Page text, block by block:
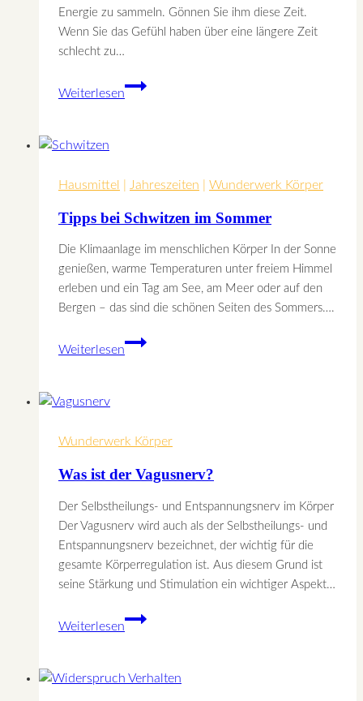
Energie zu sammeln. Gönnen Sie ihm diese Zeit.
Wenn Sie das Gefühl haben über eine längere Zeit
schlecht zu…
Weiterlesen
Endlich
Hausmittel
Jahreszeiten Wunderwerk Körper
Tipps bei Schwitzen im Sommer
Die Klimaanlage im menschlichen Körper In der Sonne
genießen, warme Temperaturen unter freiem Himmel
erleben und ein Tag am See, am Meer oder auf den
Bergen – das sind die schönen Seiten des Sommers….
Weiterlesen
Tipps
Wunderwerk Körper
Was ist der Vagusnerv?
Der Selbstheilungs- und Entspannungsnerv im Körper
Der Vagusnerv wird auch als der Selbstheilungs- und
Entspannungsnerv bezeichnet, der wichtig für die
gesamte Körperregulation ist. Aus diesem Grund ist
seine Stärkung und Stimulation ein wichtiger Aspekt…
Weiterlesen
Was
Vagusnerv?